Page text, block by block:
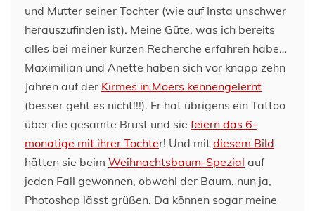
und Mutter seiner Tochter (wie auf Insta unschwer
herauszufinden ist). Meine Güte, was ich bereits
alles bei meiner kurzen Recherche erfahren habe…
Maximilian und Anette haben sich vor knapp zehn
Jahren auf der Kirmes in Moers kennengelernt
(besser geht es nicht!!!). Er hat übrigens ein Tattoo
über die gesamte Brust und sie feiern das 6-
monatige mit ihrer Tochter! Und mit diesem Bild
hätten sie beim Weihnachtsbaum-Spezial auf
jeden Fall gewonnen, obwohl der Baum, nun ja,
Photoshop lässt grüßen. Da können sogar meine